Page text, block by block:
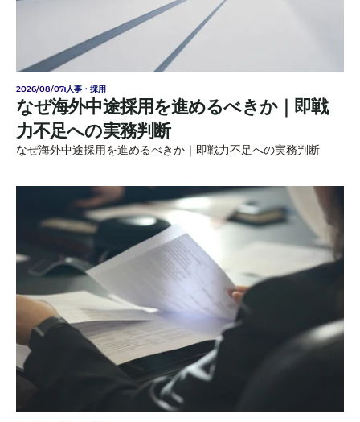
2026/08/07 人事・採用
なぜ海外中途採用を進めるべきか｜即戦
力不足への実務判断
なぜ海外中途採用を進めるべきか｜即戦力不足への実務判断